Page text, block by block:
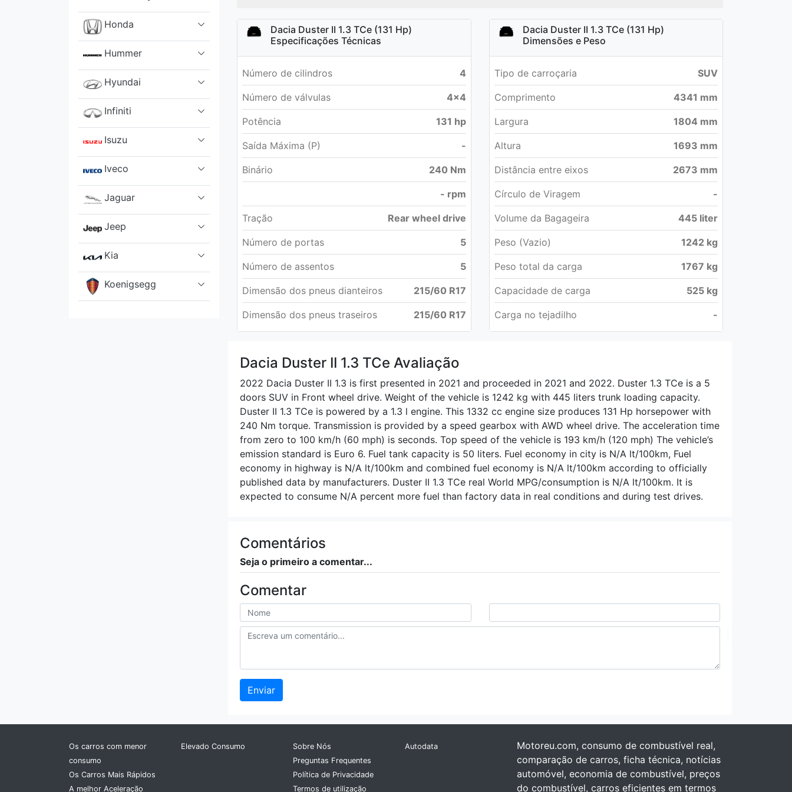
Honda
Hummer
Hyundai
Infiniti
Isuzu
Iveco
Jaguar
Jeep
Kia
Koenigsegg
Mitsubishi
Morgan
Dacia Duster II 1.3 TCe (131 Hp)
Especificações Técnicas
Número de cilindros 4
Número de válvulas 4x4
Potência 131 hp
Saída Máxima (P) -
Binário 240 Nm
- rpm
Tração Rear wheel drive
Número de portas 5
Número de assentos 5
Dimensão dos pneus dianteiros 215/60 R17
Dimensão dos pneus traseiros 215/60 R17
Dacia Duster II 1.3 TCe (131 Hp)
Dimensões e Peso
Tipo de carroçaria SUV
Comprimento 4341 mm
Largura 1804 mm
Altura 1693 mm
Distância entre eixos 2673 mm
Círculo de Viragem -
Volume da Bagageira 445 liter
Peso (Vazio) 1242 kg
Peso total da carga 1767 kg
Capacidade de carga 525 kg
Carga no tejadilho -
Dacia Duster II 1.3 TCe Avaliação
2022 Dacia Duster II 1.3 is first presented in 2021 and proceeded in 2021 and 2022. Duster 1.3 TCe is a 5
doors SUV in Front wheel drive. Weight of the vehicle is 1242 kg with 445 liters trunk loading capacity.
Duster II 1.3 TCe is powered by a 1.3 l engine. This 1332 cc engine size produces 131 Hp horsepower with
240 Nm torque. Transmission is provided by a speed gearbox with AWD wheel drive. The acceleration time
from zero to 100 km/h (60 mph) is seconds. Top speed of the vehicle is 193 km/h (120 mph) The vehicle’s
emission standard is Euro 6. Fuel tank capacity is 50 liters. Fuel economy in city is N/A lt/100km, Fuel
economy in highway is N/A lt/100km and combined fuel economy is N/A lt/100km according to officially
published data by manufacturers. Duster II 1.3 TCe real World MPG/consumption is N/A lt/100km. It is
expected to consume N/A percent more fuel than factory data in real conditions and during test drives.
Comentários
Seja o primeiro a comentar...
Comentar
Enviar
Os carros com menor
consumo
Os Carros Mais Rápidos
A melhor Aceleração
Elevado Consumo
Sobre Nós
Preguntas Frequentes
Política de Privacidade
Termos de utilização
Autodata
Motoreu.com, consumo de combustível real,
comparação de carros, ficha técnica, notícias
automóvel, economia de combustível, preços
do combustível, carros eficientes em termos